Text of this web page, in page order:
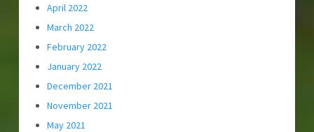
April 2022
March 2022
February 2022
January 2022
December 2021
November 2021
May 2021